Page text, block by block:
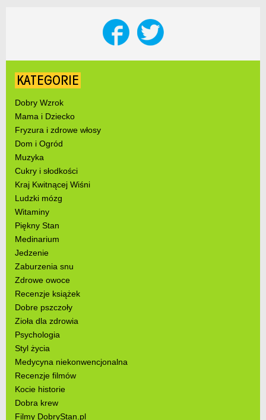
KATEGORIE
Dobry Wzrok
Mama i Dziecko
Fryzura i zdrowe włosy
Dom i Ogród
Muzyka
Cukry i słodkości
Kraj Kwitnącej Wiśni
Ludzki mózg
Witaminy
Piękny Stan
Medinarium
Jedzenie
Zaburzenia snu
Zdrowe owoce
Recenzje książek
Dobre pszczoły
Zioła dla zdrowia
Psychologia
Styl życia
Medycyna niekonwencjonalna
Recenzje filmów
Kocie historie
Dobra krew
Filmy DobryStan.pl